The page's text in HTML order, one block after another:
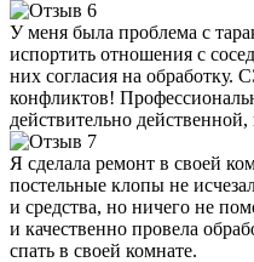
У меня была проблема с
испортить отношения с
них согласия на обработку.
конфликтов!
действительно
Я сделала ремонт в своей
постельные клопы не
и средства, но ничего не
и качественно провела
спать в своей комнате.